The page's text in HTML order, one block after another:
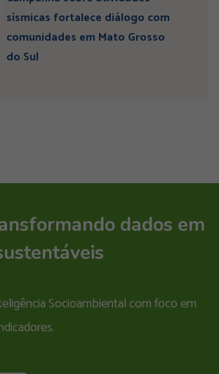
sísmicas fortalece diálogo com
comunidades em Mato Grosso
do Sul
dados em
Socioambiental com foco em